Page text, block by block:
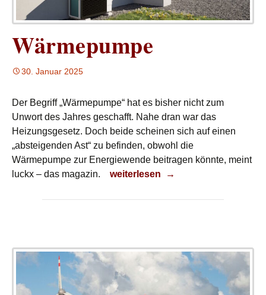
Wärmepumpe
30. Januar 2025
Der Begriff „Wärmepumpe“ hat es bisher nicht zum
Unwort des Jahres geschafft. Nahe dran war das
Heizungsgesetz. Doch beide scheinen sich auf einen
„absteigenden Ast“ zu befinden, obwohl die
Wärmepumpe zur Energiewende beitragen könnte, meint
luckx – das magazin.
Wärmepumpe
weiterlesen →